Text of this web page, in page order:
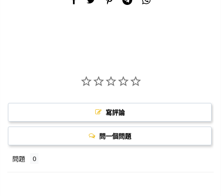
寫評論
問一個問題
問題